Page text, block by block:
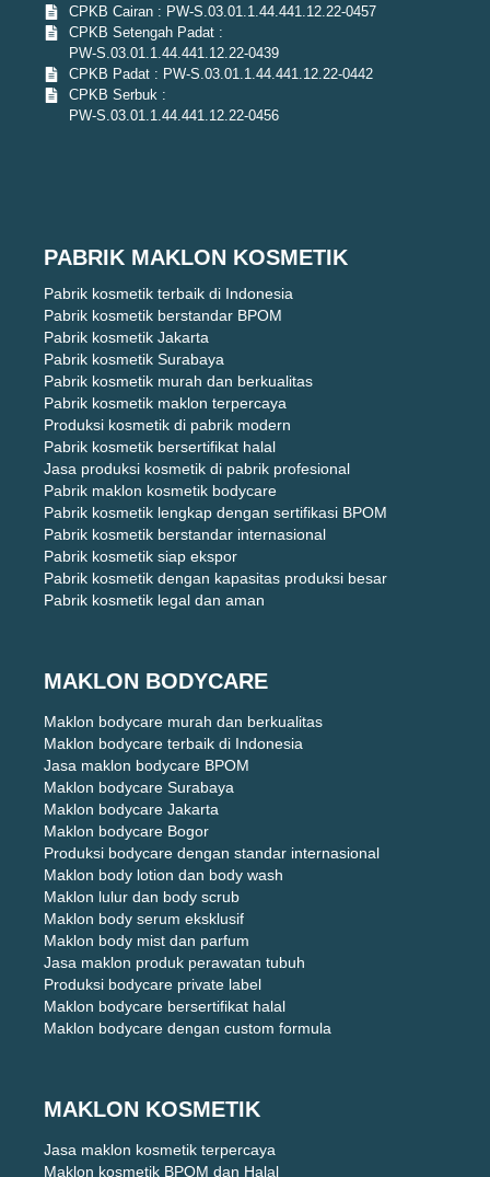
CPKB Cairan : PW-S.03.01.1.44.441.12.22-0457
CPKB Setengah Padat :
PW-S.03.01.1.44.441.12.22-0439
CPKB Padat : PW-S.03.01.1.44.441.12.22-0442
CPKB Serbuk :
PW-S.03.01.1.44.441.12.22-0456
PABRIK MAKLON KOSMETIK
Pabrik kosmetik terbaik di Indonesia
Pabrik kosmetik berstandar BPOM
Pabrik kosmetik Jakarta
Pabrik kosmetik Surabaya
Pabrik kosmetik murah dan berkualitas
Pabrik kosmetik maklon terpercaya
Produksi kosmetik di pabrik modern
Pabrik kosmetik bersertifikat halal
Jasa produksi kosmetik di pabrik profesional
Pabrik maklon kosmetik bodycare
Pabrik kosmetik lengkap dengan sertifikasi BPOM
Pabrik kosmetik berstandar internasional
Pabrik kosmetik siap ekspor
Pabrik kosmetik dengan kapasitas produksi besar
Pabrik kosmetik legal dan aman
MAKLON BODYCARE
Maklon bodycare murah dan berkualitas
Maklon bodycare terbaik di Indonesia
Jasa maklon bodycare BPOM
Maklon bodycare Surabaya
Maklon bodycare Jakarta
Maklon bodycare Bogor
Produksi bodycare dengan standar internasional
Maklon body lotion dan body wash
Maklon lulur dan body scrub
Maklon body serum eksklusif
Maklon body mist dan parfum
Jasa maklon produk perawatan tubuh
Produksi bodycare private label
Maklon bodycare bersertifikat halal
Maklon bodycare dengan custom formula
MAKLON KOSMETIK
Jasa maklon kosmetik terpercaya
Maklon kosmetik BPOM dan Halal